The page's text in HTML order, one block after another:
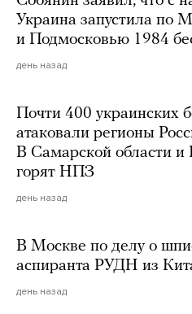
Украина запустила по
и Подмосковью 1984
день назад
Почти 400 украинских
атаковали регионы
В Самарской области и
горят НПЗ
день назад
В Москве по делу о
аспиранта РУДН из
день назад